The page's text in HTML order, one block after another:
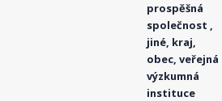
prospěšná
společnost ,
jiné, kraj,
obec, veřejná
výzkumná
instituce